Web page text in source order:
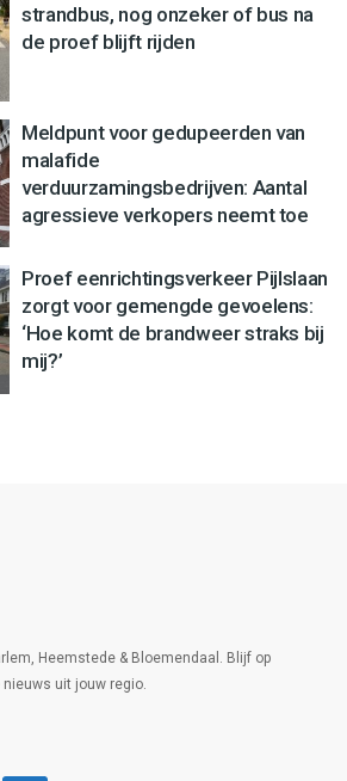
strandbus, nog onzeker of bus na
de proef blijft rijden
Meldpunt voor gedupeerden van
malafide
verduurzamingsbedrijven: Aantal
agressieve verkopers neemt toe
Proef eenrichtingsverkeer Pijlslaan
zorgt voor gemengde gevoelens:
‘Hoe komt de brandweer straks bij
mij?’
Heemstede & Bloemendaal. Blijf op
uit jouw regio.